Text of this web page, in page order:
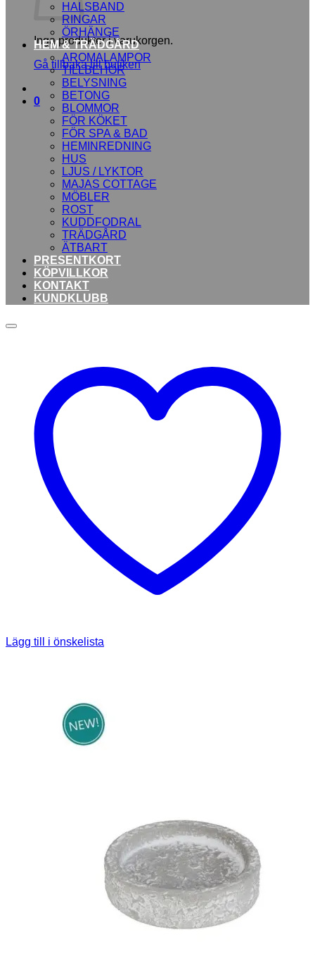
Inga produkter i varukorgen.
Gå tillbaka till butiken
0
HALSBAND
RINGAR
ÖRHÄNGE
HEM & TRÄDGÅRD
AROMALAMPOR
TILLBEHÖR
BELYSNING
BETONG
BLOMMOR
FÖR KÖKET
FÖR SPA & BAD
HEMINREDNING
HUS
LJUS / LYKTOR
MAJAS COTTAGE
MÖBLER
ROST
KUDDFODRAL
TRÄDGÅRD
ÄTBART
PRESENTKORT
KÖPVILLKOR
KONTAKT
KUNDKLUBB
Lägg till i önskelista